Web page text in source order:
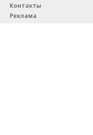
Контакты
Реклама